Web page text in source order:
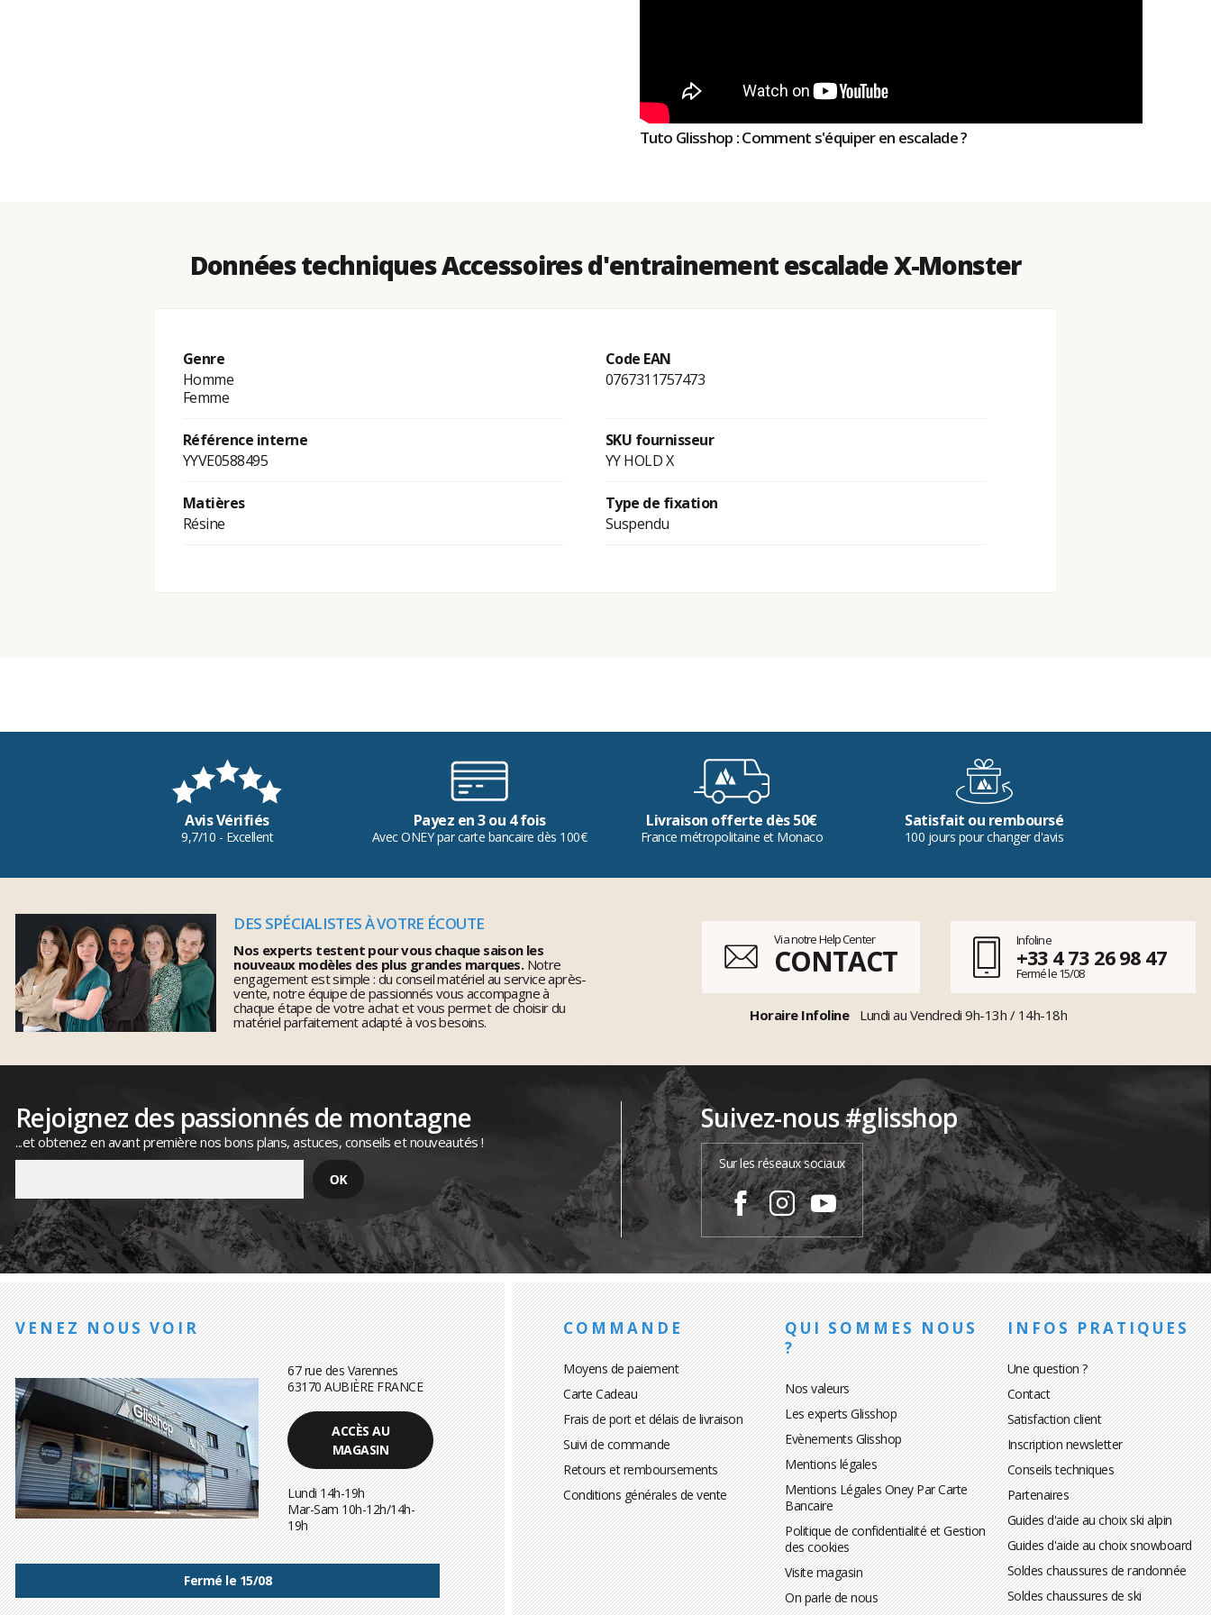
Tuto Glisshop : Comment s'équiper en escalade ?
Données techniques Accessoires d'entrainement escalade X-Monster
Genre
Homme
Femme
Code EAN
0767311757473
Référence interne
YYVE0588495
SKU fournisseur
YY HOLD X
Matières
Résine
Type de fixation
Suspendu
Avis Vérifiés
9,7/10 - Excellent
Payez en 3 ou 4 fois
Avec ONEY par carte bancaire dès 100€
Livraison offerte dès 50€
France métropolitaine et Monaco
Satisfait ou remboursé
100 jours pour changer d'avis
DES SPÉCIALISTES À VOTRE ÉCOUTE
Nos experts testent pour vous chaque saison les
nouveaux modèles des plus grandes marques.Notre
engagement est simple : du conseil matériel au service après-
vente, notre équipe de passionnés vous accompagne à
chaque étape de votre achat et vous permet de choisir du
matériel parfaitement adapté à vos besoins.
Via notre Help Center
CONTACT
Infoline
+33 4 73 26 98 47
Fermé le 15/08
Horaire Infoline Lundi au Vendredi 9h-13h / 14h-18h
Rejoignez des passionnés de montagne
...et obtenez en avant première nos bons plans, astuces, conseils et nouveautés !
Suivez-nous #glisshop
Sur les réseaux sociaux
VENEZ NOUS VOIR
67 rue des Varennes
63170 AUBIÈRE FRANCE
ACCÈS AU
MAGASIN
Lundi 14h-19h
Mar-Sam 10h-12h/14h-
19h
Fermé le 15/08
COMMANDE
Moyens de paiement
Carte Cadeau
Frais de port et délais de livraison
Suivi de commande
Retours et remboursements
Conditions générales de vente
QUI SOMMES NOUS
?
Nos valeurs
Les experts Glisshop
Evènements Glisshop
Mentions légales
Mentions Légales Oney Par Carte
Bancaire
Politique de confidentialité et Gestion
des cookies
Visite magasin
On parle de nous
INFOS PRATIQUES
Une question ?
Contact
Satisfaction client
Inscription newsletter
Conseils techniques
Partenaires
Guides d'aide au choix ski alpin
Guides d'aide au choix snowboard
Soldes chaussures de randonnée
Soldes chaussures de ski